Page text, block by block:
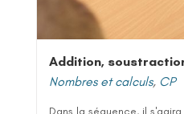
Addition,
Nombres et calculs, CP
Dans la séquence, il